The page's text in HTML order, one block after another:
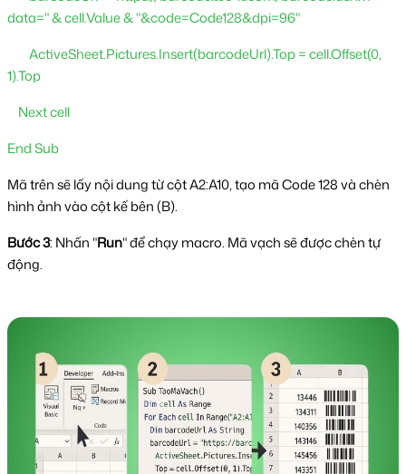
data=" & cell.Value & "&code=Code128&dpi=96"
ActiveSheet.Pictures.Insert(barcodeUrl).Top = cell.Offset(0,
1).Top
Next cell
End Sub
Mã trên sẽ lấy nội dung từ cột A2:A10, tạo mã Code 128 và chèn
hình ảnh vào cột kế bên (B).
Bước 3: Nhấn "Run" để chạy macro. Mã vạch sẽ được chèn tự
động.